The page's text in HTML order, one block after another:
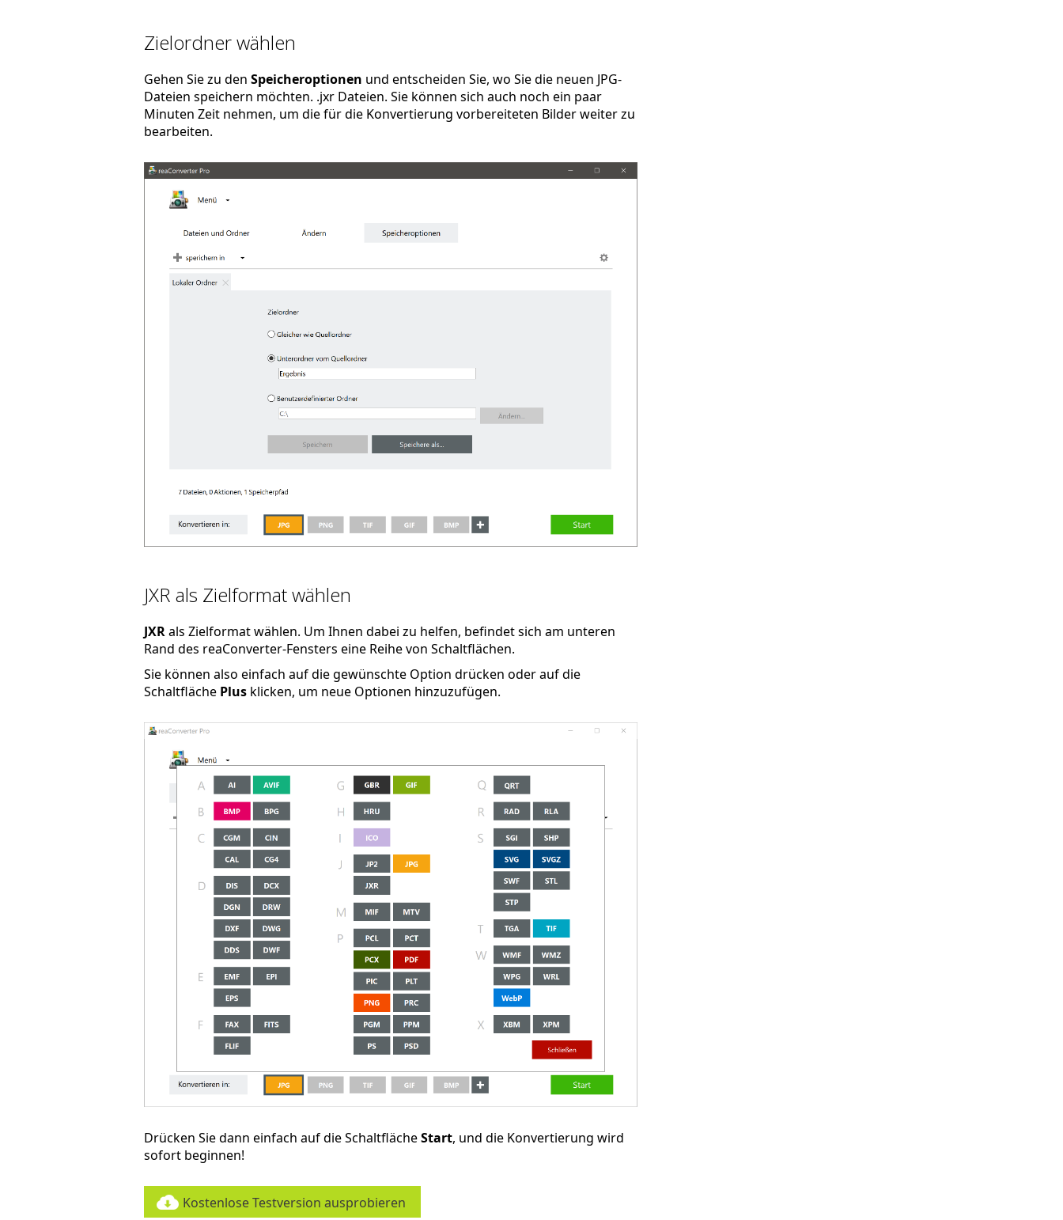
Zielordner wählen
Gehen Sie zu den Speicheroptionen und entscheiden Sie, wo Sie die neuen JPG-
Dateien speichern möchten. .jxr Dateien. Sie können sich auch noch ein paar
Minuten Zeit nehmen, um die für die Konvertierung vorbereiteten Bilder weiter zu
bearbeiten.
JXR als Zielformat wählen
JXRals Zielformat wählen. Um Ihnen dabei zu helfen, befindet sich am unteren
Rand des reaConverter-Fensters eine Reihe von Schaltflächen.
Sie können also einfach auf die gewünschte Option drücken oder auf die
Schaltfläche Plusklicken, um neue Optionen hinzuzufügen.
Drücken Sie dann einfach auf die SchaltflächeStart, und die Konvertierung wird
sofort beginnen!
Kostenlose Testversion ausprobieren